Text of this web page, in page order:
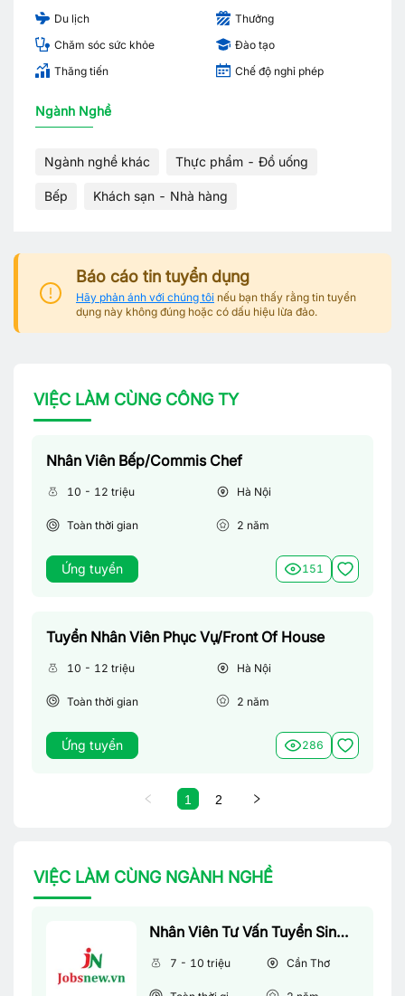
Du lịch
Thưởng
Chăm sóc sức khỏe
Đào tạo
Thăng tiến
Chế độ nghỉ phép
Ngành Nghề
Ngành nghề khác Thực phẩm - Đồ uống
Bếp Khách sạn - Nhà hàng
Báo cáo tin tuyển dụng
Hãy phản ánh với chúng tôi nếu bạn thấy rằng tin tuyển
dụng này không đúng hoặc có dấu hiệu lừa đảo.
VIỆC LÀM CÙNG CÔNG TY
Nhân Viên Bếp/Commis Chef
10 - 12 triệu Hà Nội
Toàn thời gian 2 năm
Ứng tuyển 151
Tuyển Nhân Viên Phục Vụ/Front Of House
10 - 12 triệu Hà Nội
Toàn thời gian 2 năm
Ứng tuyển 286
1 2
VIỆC LÀM CÙNG NGÀNH NGHỀ
Nhân Viên Tư Vấn Tuyển Sinh (Làm Việc Tại Văn Phòng)
7 - 10 triệu Cần Thơ